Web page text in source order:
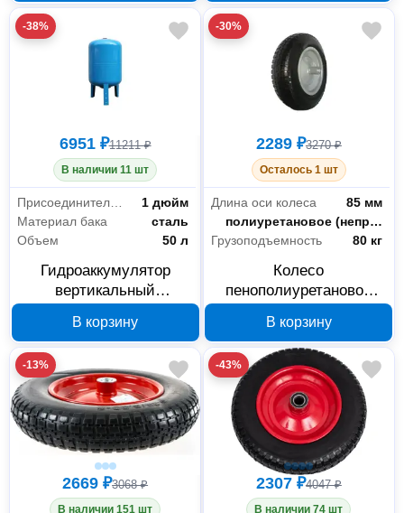
-38%
6951 ₽11211 ₽
В наличии 11 шт
1 дюйм
Материал бака
сталь
Объем
50 л
Гидроаккумулятор
вертикальный
л, 1 дюйм
В корзину
-30%
2289 ₽3270 ₽
Осталось 1 шт
Длина оси колеса
85 мм
Тип шины
полиуретановое (непрокалываемое)
Грузоподъемность
80 кг
Колесо
пенополиуретановое
подшипник 12 мм
В корзину
-13%
2669 ₽3068 ₽
В наличии 151 шт
-43%
2307 ₽4047 ₽
В наличии 74 шт